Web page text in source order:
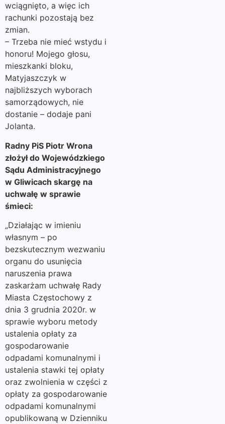
wciągnięto, a więc ich
rachunki pozostają bez
zmian.
– Trzeba nie mieć wstydu i
honoru! Mojego głosu,
mieszkanki bloku,
Matyjaszczyk w
najbliższych wyborach
samorządowych, nie
dostanie – dodaje pani
Jolanta.
Radny PiS Piotr Wrona
złożył do Wojewódzkiego
Sądu Administracyjnego
w Gliwicach skargę na
uchwałę w sprawie
śmieci:
„Działając w imieniu
własnym – po
bezskutecznym wezwaniu
organu do usunięcia
naruszenia prawa
zaskarżam uchwałę Rady
Miasta Częstochowy z
dnia 3 grudnia 2020r. w
sprawie wyboru metody
ustalenia opłaty za
gospodarowanie
odpadami komunalnymi i
ustalenia stawki tej opłaty
oraz zwolnienia w części z
opłaty za gospodarowanie
odpadami komunalnymi
opublikowaną w Dzienniku